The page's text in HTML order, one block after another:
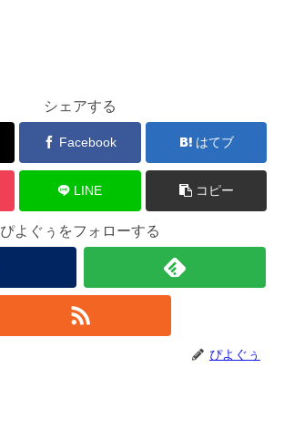
シェアする
Facebook はてブ
LINE コピー
ぴよぐぅをフォローする
ぴよぐぅ